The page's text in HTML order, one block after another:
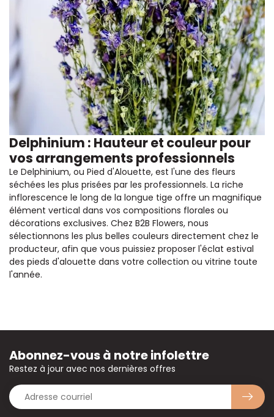
Delphinium : Hauteur et couleur pour
vos arrangements professionnels
Le Delphinium, ou Pied d'Alouette, est l'une des fleurs
séchées les plus prisées par les professionnels. La riche
inflorescence le long de la longue tige offre un magnifique
élément vertical dans vos compositions florales ou
décorations exclusives. Chez B2B Flowers, nous
sélectionnons les plus belles couleurs directement chez le
producteur, afin que vous puissiez proposer l'éclat estival
des pieds d'alouette dans votre collection ou vitrine toute
l'année.
Abonnez-vous à notre infolettre
Restez à jour avec nos dernières offres